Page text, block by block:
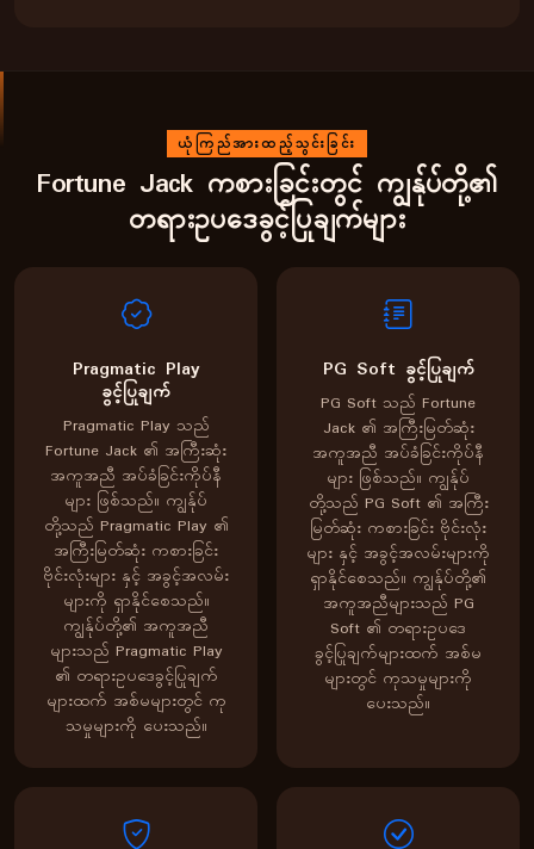
ယုံကြည်အားထည့်သွင်းခြင်း
Fortune Jack ကစားခြင်းတွင် ကျွန်ုပ်တို့၏
တရားဥပဒေခွင့်ပြုချက်များ
Pragmatic Play
ခွင့်ပြုချက်
Pragmatic Play သည်
Fortune Jack ၏ အကြီးဆုံး
အကူအညီ အပ်ခံခြင်းကိုပ်နီ
များ ဖြစ်သည်။ ကျွန်ုပ်
တို့သည် Pragmatic Play ၏
အကြီးမြတ်ဆုံး ကစားခြင်း
ဗိုင်းလုံးများ နှင့် အခွင့်အလမ်း
များကို ရှာနိုင်စေသည်။
ကျွန်ုပ်တို့၏ အကူအညီ
များသည် Pragmatic Play
၏ တရားဥပဒေခွင့်ပြုချက်
များထက် အစ်မများတွင် ကု
သမှုများကို ပေးသည်။
PG Soft ခွင့်ပြုချက်
PG Soft သည် Fortune
Jack ၏ အကြီးမြတ်ဆုံး
အကူအညီ အပ်ခံခြင်းကိုပ်နီ
များ ဖြစ်သည်။ ကျွန်ုပ်
တို့သည် PG Soft ၏ အကြီး
မြတ်ဆုံး ကစားခြင်း ဗိုင်းလုံး
များ နှင့် အခွင့်အလမ်းများကို
ရှာနိုင်စေသည်။ ကျွန်ုပ်တို့၏
အကူအညီများသည် PG
Soft ၏ တရားဥပဒေ
ခွင့်ပြုချက်များထက် အစ်မ
များတွင် ကုသမှုများကို
ပေးသည်။